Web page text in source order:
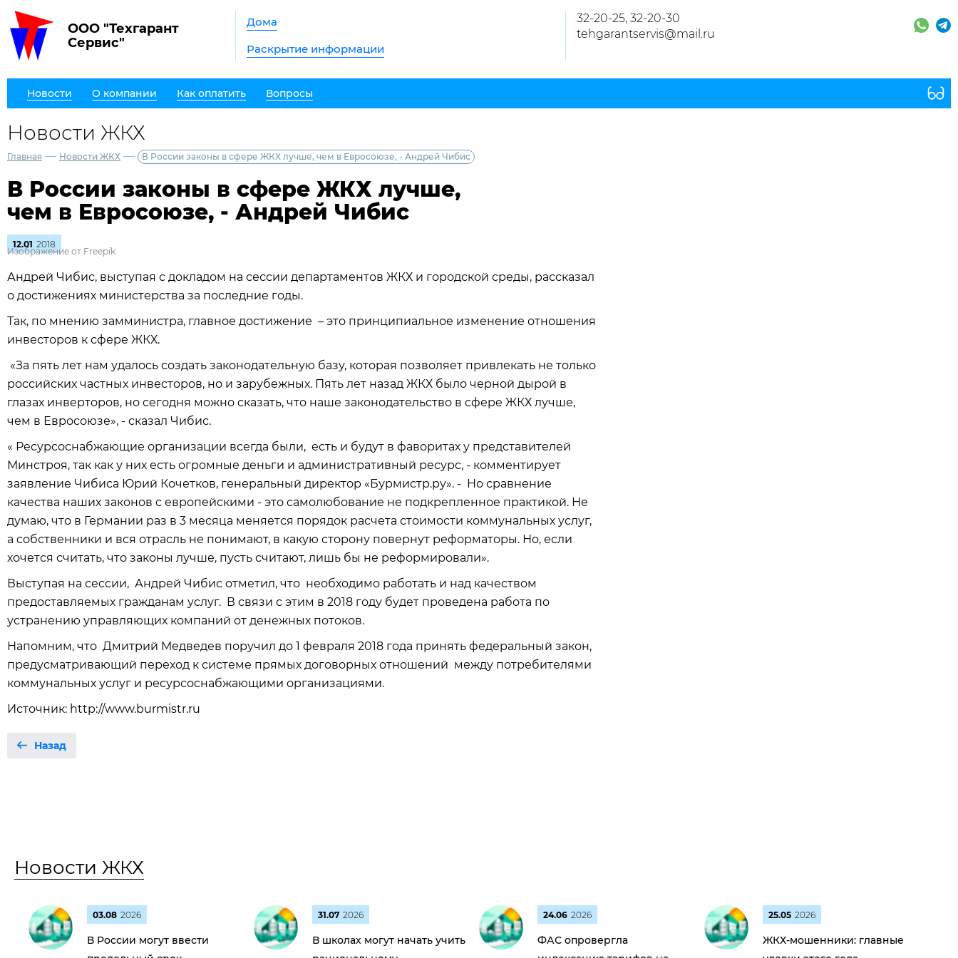
ООО "Техгарант
Сервис"
Дома
Раскрытие информации
32-20-25, 32-20-30
tehgarantservis@mail.ru
Новости О компании Как оплатить Вопросы
Новости ЖКХ
Главная — Новости ЖКХ — В России законы в сфере ЖКХ лучше, чем в Евросоюзе, - Андрей Чибис
В России законы в сфере ЖКХ лучше,
чем в Евросоюзе, - Андрей Чибис
12.01 2018
Изображение от Freepik
Андрей Чибис, выступая с докладом на сессии департаментов ЖКХ и городской среды, рассказал
о достижениях министерства за последние годы.
Так, по мнению замминистра, главное достижение – это принципиальное изменение отношения
инвесторов к сфере ЖКХ.
«За пять лет нам удалось создать законодательную базу, которая позволяет привлекать не только
российских частных инвесторов, но и зарубежных. Пять лет назад ЖКХ было черной дырой в
глазах инверторов, но сегодня можно сказать, что наше законодательство в сфере ЖКХ лучше,
чем в Евросоюзе», - сказал Чибис.
« Ресурсоснабжающие организации всегда были, есть и будут в фаворитах у представителей
Минстроя, так как у них есть огромные деньги и административный ресурс, - комментирует
заявление Чибиса Юрий Кочетков, генеральный директор «Бурмистр.ру». - Но сравнение
качества наших законов с европейскими - это самолюбование не подкрепленное практикой. Не
думаю, что в Германии раз в 3 месяца меняется порядок расчета стоимости коммунальных услуг,
а собственники и вся отрасль не понимают, в какую сторону повернут реформаторы. Но, если
хочется считать, что законы лучше, пусть считают, лишь бы не реформировали».
Выступая на сессии, Андрей Чибис отметил, что необходимо работать и над качеством
предоставляемых гражданам услуг. В связи с этим в 2018 году будет проведена работа по
устранению управляющих компаний от денежных потоков.
Напомним, что Дмитрий Медведев поручил до 1 февраля 2018 года принять федеральный закон,
предусматривающий переход к системе прямых договорных отношений между потребителями
коммунальных услуг и ресурсоснабжающими организациями.
Источник: http://www.burmistr.ru
Назад
Новости ЖКХ
03.08 2026
В России могут ввести
31.07 2026
В школах могут начать учить
24.06 2026
ФАС опровергла
25.05 2026
ЖКХ-мошенники: главные